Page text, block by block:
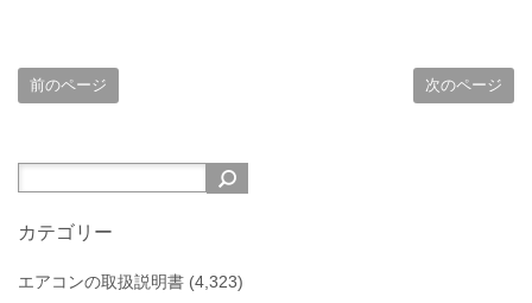
前のページ 次のページ
カテゴリー
エアコンの取扱説明書 (4,323)